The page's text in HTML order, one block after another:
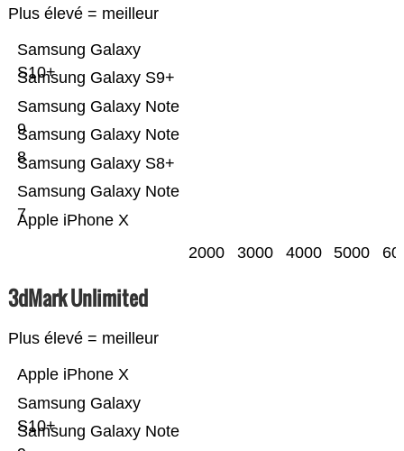
Plus élevé = meilleur
Apple iPhone X
Samsung Galaxy Note
7
Samsung Galaxy S8+
Samsung Galaxy Note
8
Samsung Galaxy Note
9
Samsung Galaxy S9+
Samsung Galaxy
S10+
2000 3000 4000 5000
3dMark Unlimited
Plus élevé = meilleur
Samsung Galaxy Note
Samsung Galaxy
S10+
Apple iPhone X